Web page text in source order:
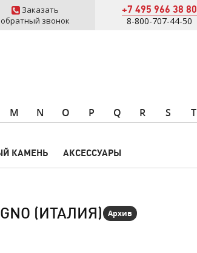
Заказать
обратный звонок
+7 495 966 38 80
8-800-707-44-50
M N O P Q R S T
КАМЕНЬ АКСЕССУАРЫ
(ИТАЛИЯ) Архив